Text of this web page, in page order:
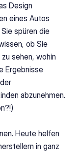
Design
eines Autos
spüren die
ob Sie
sehen, wohin
Ergebnisse
abzunehmen.
Heute helfen
in ganz